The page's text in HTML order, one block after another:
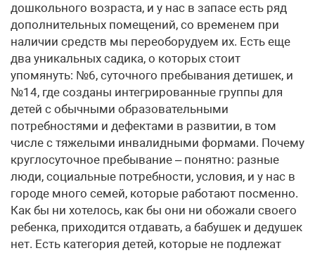
дошкольного возраста, и у нас в запасе есть ряд
дополнительных помещений, со временем при
наличии средств мы переоборудуем их. Есть еще
два уникальных садика, о которых стоит
упомянуть: №6, суточного пребывания детишек, и
№14, где созданы интегрированные группы для
детей с обычными образовательными
потребностями и дефектами в развитии, в том
числе с тяжелыми инвалидными формами. Почему
круглосуточное пребывание – понятно: разные
люди, социальные потребности, условия, и у нас в
городе много семей, которые работают посменно.
Как бы ни хотелось, как бы они ни обожали своего
ребенка, приходится отдавать, а бабушек и дедушек
нет. Есть категория детей, которые не подлежат